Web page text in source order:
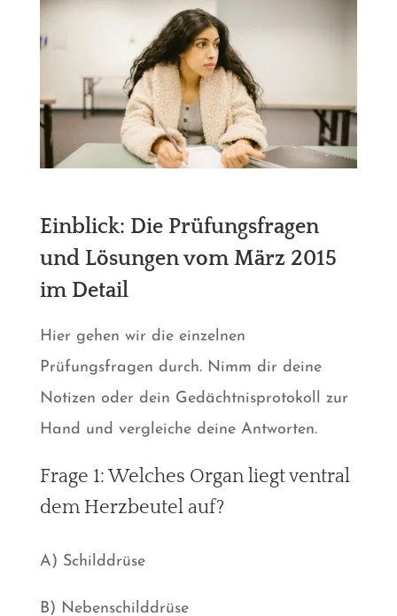
Einblick: Die Prüfungsfragen
und Lösungen vom März 2015
im Detail
Hier gehen wir die einzelnen
Prüfungsfragen durch. Nimm dir deine
Notizen oder dein Gedächtnisprotokoll zur
Hand und vergleiche deine Antworten.
Frage 1: Welches Organ liegt ventral
dem Herzbeutel auf?
A) Schilddrüse
B) Nebenschilddrüse